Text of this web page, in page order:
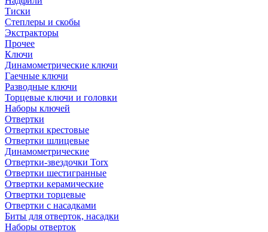
Тиски
Степлеры и скобы
Экстракторы
Прочее
Ключи
Динамометрические ключи
Гаечные ключи
Разводные ключи
Торцевые ключи и головки
Наборы ключей
Отвертки
Отвертки крестовые
Отвертки шлицевые
Динамометрические
Отвертки-звездочки Torx
Отвертки шестигранные
Отвертки керамические
Отвертки торцевые
Отвертки с насадками
Биты для отверток, насадки
Наборы отверток